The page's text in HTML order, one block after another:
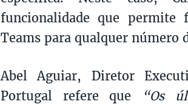
funcionalidade que permite
Teams para qualquer número
Abel Aguiar, Diretor
Portugal refere que
“Os